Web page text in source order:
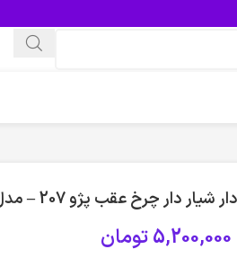
5,200,000تومان